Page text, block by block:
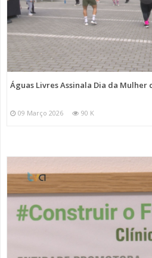
Águas Livres Assinala Dia da Mulher
09 Março 2026 90 K